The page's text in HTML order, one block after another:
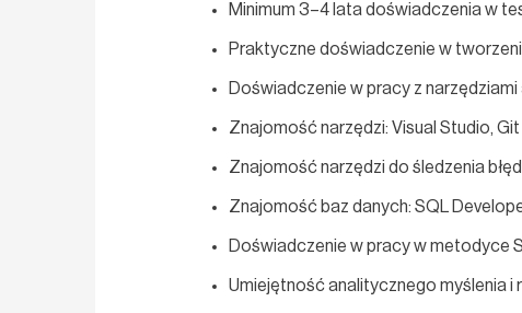
Minimum 3–4 lata doświadczenia w
Praktyczne doświadczenie w
Doświadczenie w pracy z
Znajomość narzędzi: Visual Studio, Git
Znajomość narzędzi do śledzenia
Znajomość baz danych: SQL
Doświadczenie w pracy w metodyce
Umiejętność analitycznego myślenia